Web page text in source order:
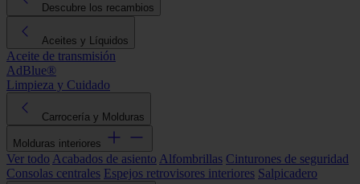
Descubre los recambios
Aceites y Líquidos
Aceite de transmisión
AdBlue®
Limpieza y Cuidado
Carrocería y Molduras
Molduras interiores
Ver todo Acabados de asiento Alfombrillas Cinturones de seguridad
Consolas centrales Espejos retrovisores interiores Salpicadero